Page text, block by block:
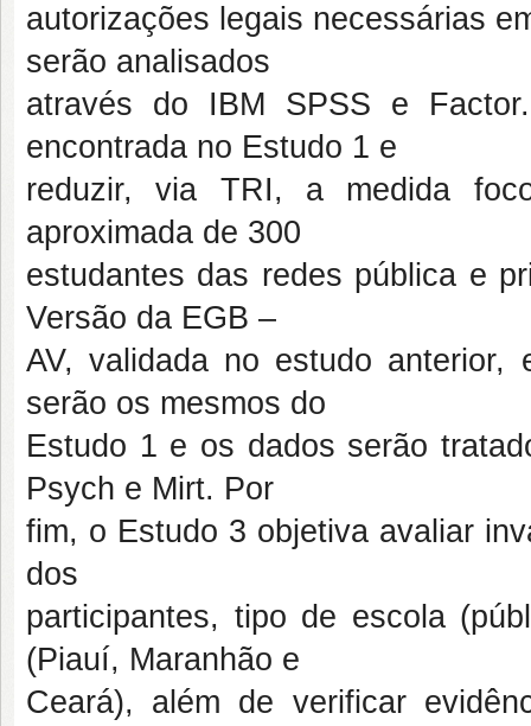
autorizações legais necessárias
serão analisados
através do IBM SPSS e
encontrada no Estudo 1 e
reduzir, via TRI, a medida
aproximada de 300
estudantes das redes pública e
Versão da EGB –
AV, validada no estudo anterior,
serão os mesmos do
Estudo 1 e os dados serão
Psych e Mirt. Por
fim, o Estudo 3 objetiva avaliar
dos
participantes, tipo de escola
(Piauí, Maranhão e
Ceará), além de verificar